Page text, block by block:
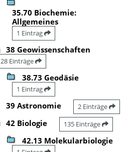
35.70 Biochemie:
Allgemeines
1 Eintrag
38 Geowissenschaften
28 Einträge
38.73 Geodäsie
1 Eintrag
39 Astronomie 2 Einträge
42 Biologie 135 Einträge
42.13 Molekularbiologie